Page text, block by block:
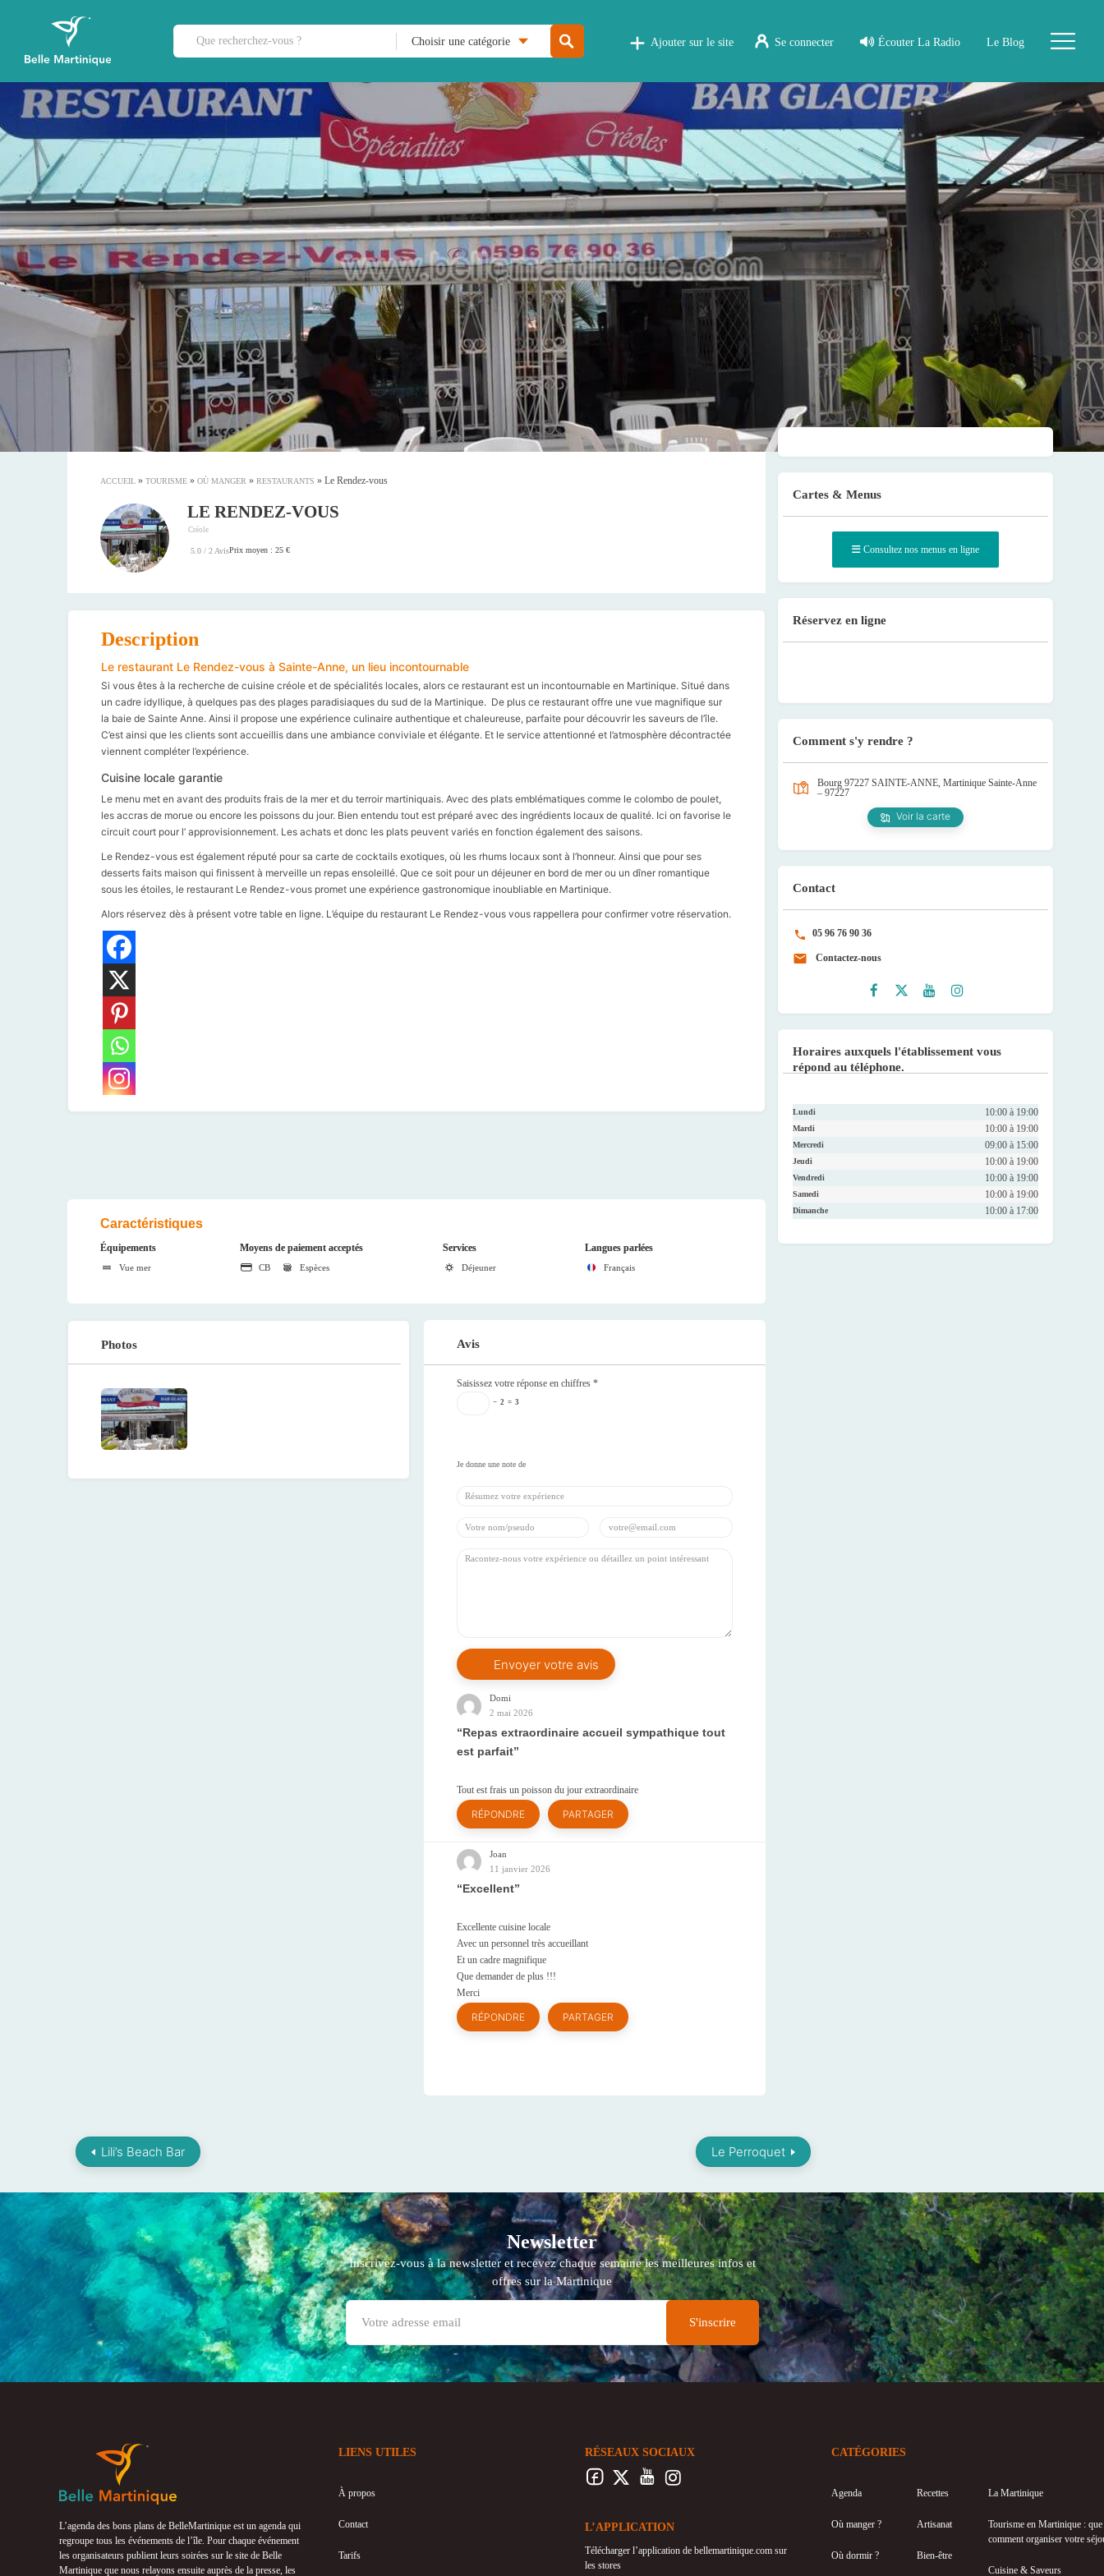
Choisir une catégorie Ajouter sur le site Se connecter Écouter La Radio Le Blog
ACCUEIL » TOURISME » OÙ MANGER » RESTAURANTS » Le Rendez-vous
LE RENDEZ-VOUS
Créole
5.0 / 2 AvisPrix moyen : 25 €
Description
Le restaurant Le Rendez-vous à Sainte-Anne, un lieu incontournable
Si vous êtes à la recherche de cuisine créole et de spécialités locales, alors ce restaurant est un incontournable en Martinique. Situé dans
un cadre idyllique, à quelques pas des plages paradisiaques du sud de la Martinique. De plus ce restaurant offre une vue magnifique sur
la baie de Sainte Anne. Ainsi il propose une expérience culinaire authentique et chaleureuse, parfaite pour découvrir les saveurs de l’île.
C’est ainsi que les clients sont accueillis dans une ambiance conviviale et élégante. Et le service attentionné et l’atmosphère décontractée
viennent compléter l’expérience.
Cuisine locale garantie
Le menu met en avant des produits frais de la mer et du terroir martiniquais. Avec des plats emblématiques comme le colombo de poulet,
les accras de morue ou encore les poissons du jour. Bien entendu tout est préparé avec des ingrédients locaux de qualité. Ici on favorise le
circuit court pour l’ approvisionnement. Les achats et donc les plats peuvent variés en fonction également des saisons.
Le Rendez-vous est également réputé pour sa carte de cocktails exotiques, où les rhums locaux sont à l’honneur. Ainsi que pour ses
desserts faits maison qui finissent à merveille un repas ensoleillé. Que ce soit pour un déjeuner en bord de mer ou un dîner romantique
sous les étoiles, le restaurant Le Rendez-vous promet une expérience gastronomique inoubliable en Martinique.
Alors réservez dès à présent votre table en ligne. L’équipe du restaurant Le Rendez-vous vous rappellera pour confirmer votre réservation.
Caractéristiques
Équipements
Vue mer
Moyens de paiement acceptés
CB Espèces
Services
Déjeuner
Langues parlées
Français
Photos Avis
Saisissez votre réponse en chiffres*
− 2 = 3
Domi
2 mai 2026
Repas extraordinaire accueil sympathique tout
est parfait
Tout est frais un poisson du jour extraordinaire
RÉPONDRE PARTAGER
Joan
11 janvier 2026
Excellent
Excellente cuisine locale
Avec un personnel très accueillant
Et un cadre magnifique
Que demander de plus !!!
Merci
RÉPONDRE PARTAGER
Cartes & Menus
Consultez nos menus en ligne
Réservez en ligne
Comment s'y rendre ?
Bourg 97227 SAINTE-ANNE, Martinique Sainte-Anne
– 97227
Voir la carte
Contact
05 96 76 90 36
Contactez-nous
Horaires auxquels l'établissement vous
répond au téléphone.
Lundi 10:00 à 19:00
Mardi 10:00 à 19:00
Mercredi 09:00 à 15:00
Jeudi 10:00 à 19:00
Vendredi 10:00 à 19:00
Samedi 10:00 à 19:00
Dimanche 10:00 à 17:00
Lili’s Beach Bar Le Perroquet
Newsletter
Inscrivez-vous à la newsletter et recevez chaque semaine les meilleures infos et
offres sur la Martinique
L’agenda des bons plans de BelleMartinique est un agenda qui
regroupe tous les événements de l’île. Pour chaque événement
les organisateurs publient leurs soirées sur le site de Belle
Martinique que nous relayons ensuite auprès de la presse, les
LIENS UTILES
À propos
Contact
Tarifs
RÉSEAUX SOCIAUX
L’APPLICATION
Télécharger l’application de bellemartinique.com sur
les stores
CATÉGORIES
Agenda
Où manger ?
Où dormir ?
Recettes
Artisanat
Bien-être
La Martinique
Tourisme en Martinique :
comment organiser votre
Cuisine & Saveurs